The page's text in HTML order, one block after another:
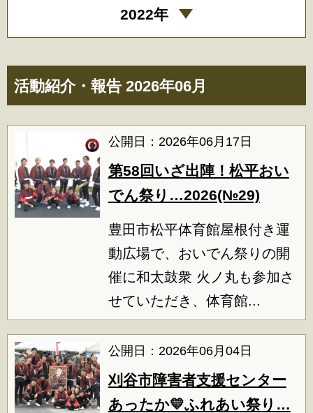
活動紹介・報告 2026年06月
公開日：2026年06月17日
第58回いざ出陣！松平おい
でん祭り…2026(№29)
豊田市松平体育館屋根付き運
動広場で、おいでん祭りの開
催に和太鼓衆 火ノ丸も参加さ
せていただき、体育館...
公開日：2026年06月04日
刈谷市障害者支援センター
あったか💛ふれあい祭り…
2022年